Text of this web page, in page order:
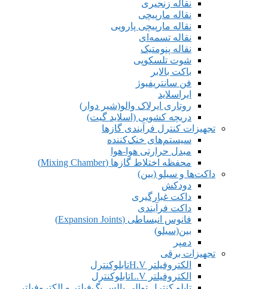
نقاله زنجیری
نقاله مارپیچی
نقاله مارپیچی پارویی
نقاله تسمه‌ای
نقاله پنومتیک
شوت تلسکوپی
باکت بالابر
فن سانتریفیوژ
ایراسلاید
روتاری ایرلاک والو(شیر دوار)
دریچه کشویی (اسلاید گیت)
تجهیزات کنترل فرآیندی گازها
سیستم‌های خنک‌کننده
مبدل حرارتی هوا-هوا
محفظه اختلاط گازها (Mixing Chamber)
داکت‌ها و سیلو (بین)
دودکش
داکت غبارگیری
داکت فرآیندی
فانوس انبساطی (Expansion Joints)
بین(سیلو)
دمپر
تجهیزات برقی
الکتروفیلتر H.Vتابلوکنترل
الکتروفیلتر L.Vتابلوکنترل